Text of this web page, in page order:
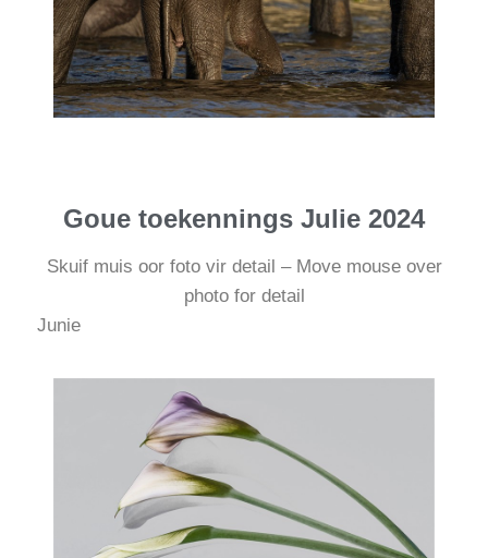
Goue toekennings Julie 2024
Skuif muis oor foto vir detail – Move mouse over
photo for detail
Junie